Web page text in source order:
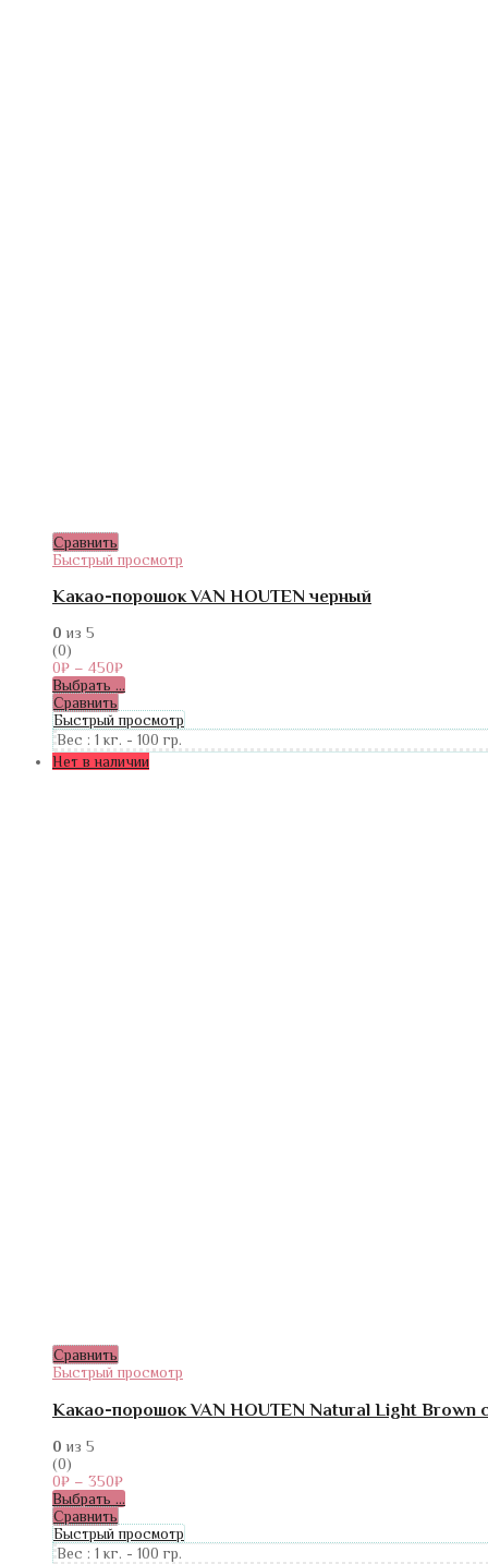
Сравнить
Быстрый просмотр
Какао-порошок VAN HOUTEN черный
0 из 5
(0)
0₽ – 450₽
Выбрать ...
Сравнить
Быстрый просмотр
Вес : 1 кг. - 100 гр.
Нет в наличии
Сравнить
Быстрый просмотр
Какао-порошок VAN HOUTEN Natural Light Brown
0 из 5
(0)
0₽ – 350₽
Выбрать ...
Сравнить
Быстрый просмотр
Вес : 1 кг. - 100 гр.